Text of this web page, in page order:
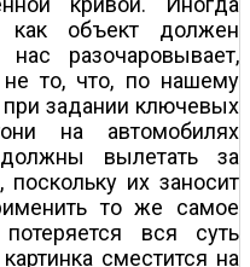
как объект должен
разочаровывает,
то, что, по нашему
задании ключевых
на автомобилях
вылетать за
их заносит
то же самое
вся суть
сместится на